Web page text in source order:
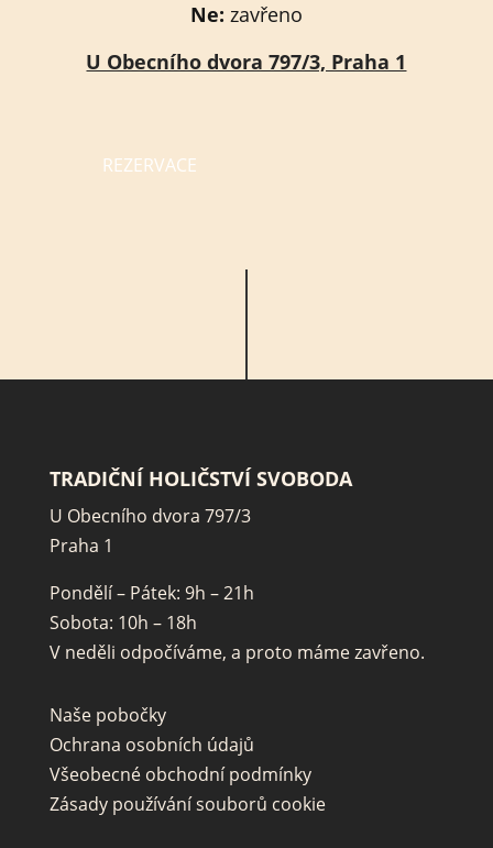
Ne: zavřeno
U Obecního dvora 797/3, Praha 1
REZERVACE
TRADIČNÍ HOLIČSTVÍ SVOBODA
U Obecního dvora 797/3
Praha 1
Pondělí – Pátek: 9h – 21h
Sobota: 10h – 18h
V neděli odpočíváme, a proto máme zavřeno.
Naše pobočky
Ochrana osobních údajů
Všeobecné obchodní podmínky
Zásady používání souborů cookie